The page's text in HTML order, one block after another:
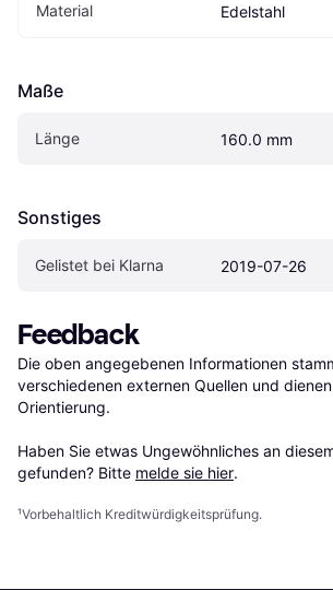
Material Edelstahl
Maße
Länge 160.0 mm
Sonstiges
Gelistet bei Klarna 2019-07-26
Feedback
Die oben angegebenen Informationen
verschiedenen externen Quellen und
Orientierung.
Haben Sie etwas Ungewöhnliches an
gefunden? Bitte melde sie hier.
¹Vorbehaltlich Kreditwürdigkeitsprüfung.